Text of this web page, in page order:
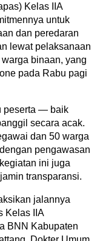
Kelas IIA
untuk
dan peredaran
lewat pelaksanaan
binaan, yang
pada Rabu pagi
peserta — baik
secara acak.
dan 50 warga
pengawasan
ini juga
transparansi.
jalannya
Kelas IIA
BNN Kabupaten